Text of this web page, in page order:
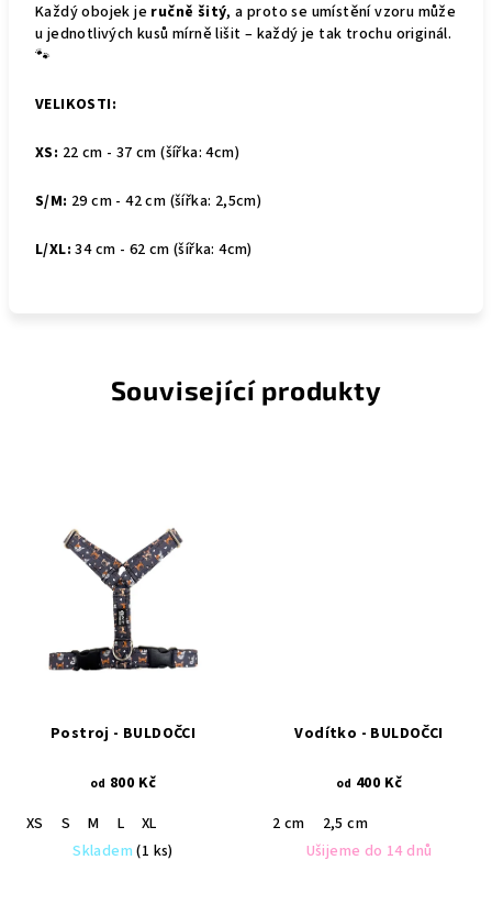
Každý obojek je ručně šitý, a proto se umístění vzoru může
u jednotlivých kusů mírně lišit – každý je tak trochu originál.
🐾
VELIKOSTI:
XS: 22 cm - 37 cm (šířka: 4cm)
S/M: 29 cm - 42 cm (šířka: 2,5cm)
L/XL: 34 cm - 62 cm (šířka: 4cm)
Související produkty
Postroj - BULDOČCI
od 800 Kč
XS
S M L
XL
Skladem(1 ks)
Vodítko - BULDOČCI
od 400 Kč
2 cm
2,5 cm
Ušijeme do 14 dnů